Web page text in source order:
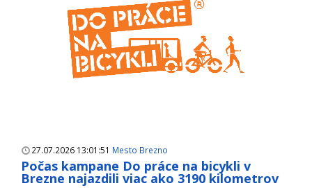
27.07.2026 13:01:51 Mesto Brezno
Počas kampane Do práce na bicykli v
Brezne najazdili viac ako 3190 kilometrov